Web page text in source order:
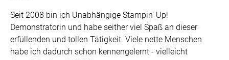
Seit 2008 bin ich Unabhängige Stampin' Up!
Demonstratorin und habe seither viel Spaß an dieser
erfüllenden und tollen Tätigkeit. Viele nette Menschen
habe ich dadurch schon kennengelernt - vielleicht